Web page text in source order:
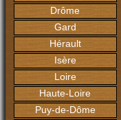
Drôme
Gard
Hérault
Isère
Loire
Haute-Loire
Puy-de-Dôme